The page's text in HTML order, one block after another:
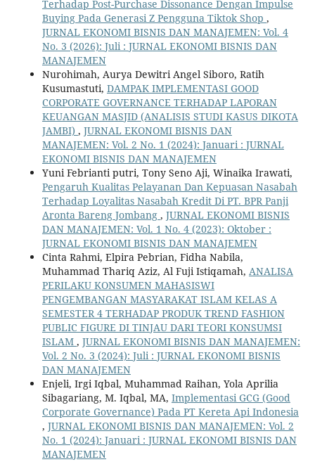
Terhadap Post-Purchase Dissonance Dengan Impulse
Buying Pada Generasi Z Pengguna Tiktok Shop ,
JURNAL EKONOMI BISNIS DAN MANAJEMEN: Vol. 4
No. 3 (2026): Juli : JURNAL EKONOMI BISNIS DAN
MANAJEMEN
Nurohimah, Aurya Dewitri Angel Siboro, Ratih
Kusumastuti, DAMPAK IMPLEMENTASI GOOD
CORPORATE GOVERNANCE TERHADAP LAPORAN
KEUANGAN MASJID (ANALISIS STUDI KASUS DIKOTA
JAMBI) , JURNAL EKONOMI BISNIS DAN
MANAJEMEN: Vol. 2 No. 1 (2024): Januari : JURNAL
EKONOMI BISNIS DAN MANAJEMEN
Yuni Febrianti putri, Tony Seno Aji, Winaika Irawati,
Pengaruh Kualitas Pelayanan Dan Kepuasan Nasabah
Terhadap Loyalitas Nasabah Kredit Di PT. BPR Panji
Aronta Bareng Jombang , JURNAL EKONOMI BISNIS
DAN MANAJEMEN: Vol. 1 No. 4 (2023): Oktober :
JURNAL EKONOMI BISNIS DAN MANAJEMEN
Cinta Rahmi, Elpira Pebrian, Fidha Nabila,
Muhammad Thariq Aziz, Al Fuji Istiqamah, ANALISA
PERILAKU KONSUMEN MAHASISWI
PENGEMBANGAN MASYARAKAT ISLAM KELAS A
SEMESTER 4 TERHADAP PRODUK TREND FASHION
PUBLIC FIGURE DI TINJAU DARI TEORI KONSUMSI
ISLAM , JURNAL EKONOMI BISNIS DAN MANAJEMEN:
Vol. 2 No. 3 (2024): Juli : JURNAL EKONOMI BISNIS
DAN MANAJEMEN
Enjeli, Irgi Iqbal, Muhammad Raihan, Yola Aprilia
Sibagariang, M. Iqbal, MA, Implementasi GCG (Good
Corporate Governance) Pada PT Kereta Api Indonesia
, JURNAL EKONOMI BISNIS DAN MANAJEMEN: Vol. 2
No. 1 (2024): Januari : JURNAL EKONOMI BISNIS DAN
MANAJEMEN